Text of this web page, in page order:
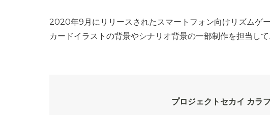
2020年9月にリリースされたスマートフォン向けリズムゲ
カードイラストの背景やシナリオ背景の一部制作を担当して
プロジェクトセカイ カラ